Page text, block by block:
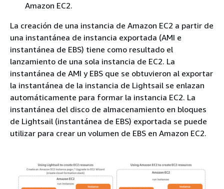
Amazon EC2.
La creación de una instancia de Amazon EC2 a partir de
una instantánea de instancia exportada (AMI e
instantánea de EBS) tiene como resultado el
lanzamiento de una sola instancia de EC2. La
instantánea de AMI y EBS que se obtuvieron al exportar
la instantánea de la instancia de Lightsail se enlazan
automáticamente para formar la instancia EC2. La
instantánea del disco de almacenamiento en bloques
de Lightsail (instantánea de EBS) exportada se puede
utilizar para crear un volumen de EBS en Amazon EC2.